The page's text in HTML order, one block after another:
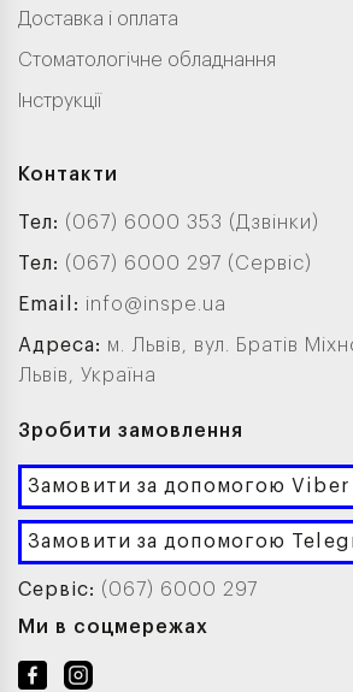
Доставка і оплата
Стоматологічне обладнання
Інструкції
Контакти
Тел: (067) 6000 353 (Дзвінки)
Тел: (067) 6000 297 (Сервіс)
Email: info@inspe.ua
Адреса: м. Львів, вул. Братів
Львів, Україна
Зробити замовлення
Замовити за допомогою Viber
Замовити за допомогою
Сервіс: (067) 6000 297
Ми в соцмережах